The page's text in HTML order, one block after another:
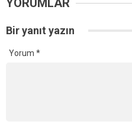
YORUMLAR
Bir yanıt yazın
Yorum *